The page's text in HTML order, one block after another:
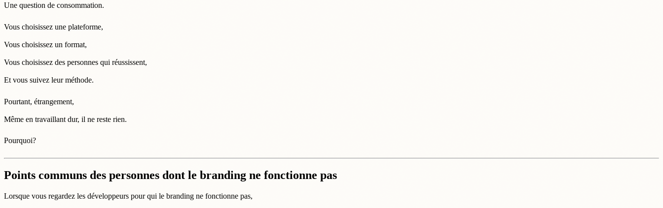
Une question de consommation.
Vous choisissez une plateforme,
Vous choisissez un format,
Vous choisissez des personnes qui réussissent,
Et vous suivez leur méthode.
Pourtant, étrangement,
Même en travaillant dur, il ne reste rien.
Pourquoi?
Points communs des personnes dont le branding ne fonctionne pas
Lorsque vous regardez les développeurs pour qui le branding ne fonctionne pas,